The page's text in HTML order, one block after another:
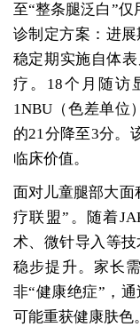
至“整条腿泛白”
诊制定方案：进
稳定期实施自体
疗。18个月随访
1NBU（色差单位
的21分降至3分。
临床价值。
面对儿童腿部大
疗联盟”。随着
术、微针导入等
稳步提升。家长
非“健康绝症”，
可能重获健康肤色。